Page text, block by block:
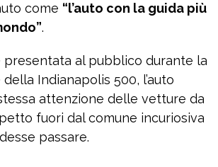
come “l’auto con la guida più
.
presentata al pubblico durante la
Indianapolis 500, l’auto
attenzione delle vetture da
fuori dal comune incuriosiva
passare.